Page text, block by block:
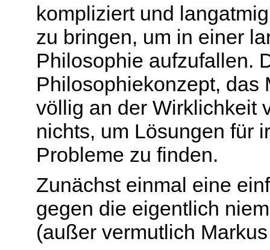
kompliziert und
zu bringen, um in einer
Philosophie aufzufallen.
Philosophiekonzept, das
völlig an der Wirklichkeit
nichts, um Lösungen für
Probleme zu finden.
Zunächst einmal eine
gegen die eigentlich
(außer vermutlich